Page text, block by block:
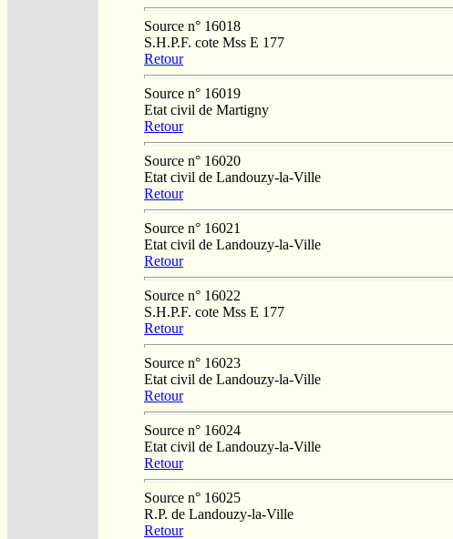
Source n° 16018
S.H.P.F. cote Mss E 177
Retour
Source n° 16019
Etat civil de Martigny
Retour
Source n° 16020
Etat civil de Landouzy-la-Ville
Retour
Source n° 16021
Etat civil de Landouzy-la-Ville
Retour
Source n° 16022
S.H.P.F. cote Mss E 177
Retour
Source n° 16023
Etat civil de Landouzy-la-Ville
Retour
Source n° 16024
Etat civil de Landouzy-la-Ville
Retour
Source n° 16025
R.P. de Landouzy-la-Ville
Retour